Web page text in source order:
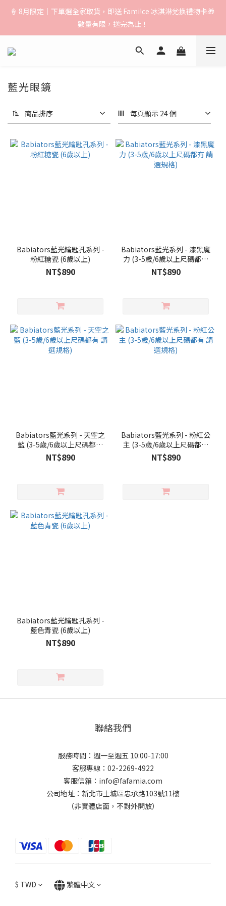
🚚【運費公告】：超取（先付款）$1000免運｜貨到付款/宅配
$1500免運｜中港澳順豐$3000免運
🍦 8月限定｜下單選全家取貨，即送 Fami!ce 冰淇淋兌換禮物卡🎁
數量有限，送完為止！
🚚【運費公告】：超取（先付款）$1000免運｜貨到付款/宅配
藍光眼鏡
商品排序 每頁顯示 24 個
Babiators藍光鑰匙孔系列 -
粉紅糖瓷 (6歲以上)
NT$890
Babiators藍光系列 - 漆黑魔
力 (3-5歲/6歲以上尺碼都有
請選規格)
NT$890
Babiators藍光系列 - 天空之
藍 (3-5歲/6歲以上尺碼都有
請選規格)
NT$890
Babiators藍光系列 - 粉紅公
主 (3-5歲/6歲以上尺碼都有
請選規格)
NT$890
Babiators藍光鑰匙孔系列 -
藍色青瓷 (6歲以上)
NT$890
聯絡我們
服務時間：週一至週五 10:00-17:00
客服專線：02-2269-4922
客服信箱：info@fafamia.com
公司地址：新北市土城區忠承路103號11樓
（非實體店面，不對外開放）
$ TWD 繁體中文